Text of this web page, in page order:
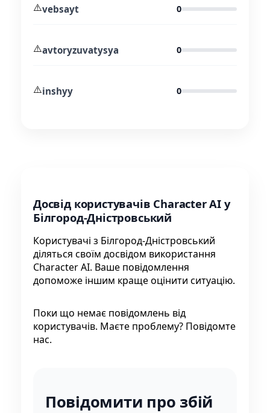
⚠️vebsayt 0
⚠️avtoryzuvatysya 0
⚠️inshyy 0
Досвід користувачів Character AI у
Білгород-Дністровський
Користувачі з Білгород-Дністровський
діляться своїм досвідом використання
Character AI. Ваше повідомлення
допоможе іншим краще оцінити ситуацію.
Поки що немає повідомлень від
користувачів. Маєте проблему? Повідомте
нас.
Повідомити про збій